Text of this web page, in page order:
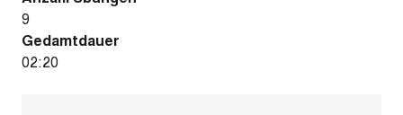
9
Gedamtdauer
02:20